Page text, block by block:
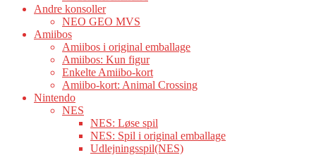
Andre konsoller
NEO GEO MVS
Amiibos
Amiibos i original emballage
Amiibos: Kun figur
Enkelte Amiibo-kort
Amiibo-kort: Animal Crossing
Nintendo
NES
NES: Løse spil
NES: Spil i original emballage
Udlejningsspil(NES)